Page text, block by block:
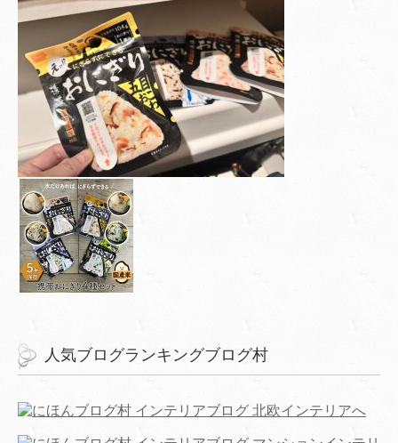
人気ブログランキングブログ村